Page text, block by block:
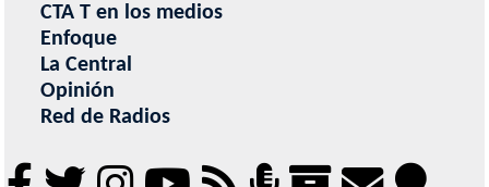
CTA T en los medios
Enfoque
La Central
Opinión
Red de Radios